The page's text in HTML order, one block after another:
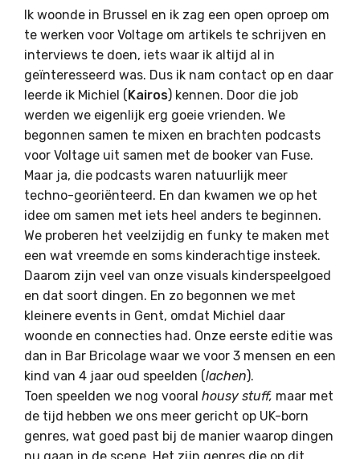
Ik woonde in Brussel en ik zag een open oproep om
te werken voor Voltage om artikels te schrijven en
interviews te doen, iets waar ik altijd al in
geïnteresseerd was. Dus ik nam contact op en daar
leerde ik Michiel (Kairos) kennen. Door die job
werden we eigenlijk erg goeie vrienden. We
begonnen samen te mixen en brachten podcasts
voor Voltage uit samen met de booker van Fuse.
Maar ja, die podcasts waren natuurlijk meer
techno-georiënteerd. En dan kwamen we op het
idee om samen met iets heel anders te beginnen.
We proberen het veelzijdig en funky te maken met
een wat vreemde en soms kinderachtige insteek.
Daarom zijn veel van onze visuals kinderspeelgoed
en dat soort dingen. En zo begonnen we met
kleinere events in Gent, omdat Michiel daar
woonde en connecties had. Onze eerste editie was
dan in Bar Bricolage waar we voor 3 mensen en een
kind van 4 jaar oud speelden (lachen).
Toen speelden we nog vooral housy stuff, maar met
de tijd hebben we ons meer gericht op UK-born
genres, wat goed past bij de manier waarop dingen